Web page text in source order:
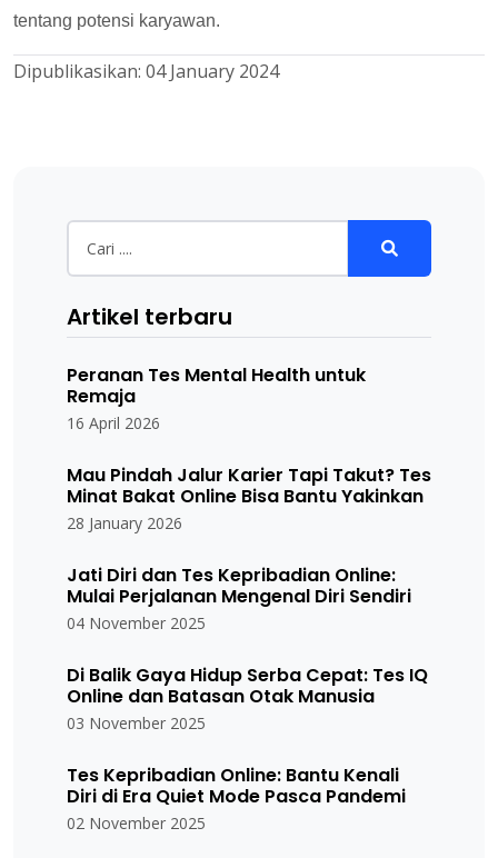
tentang potensi karyawan.
Dipublikasikan: 04 January 2024
Artikel terbaru
Peranan Tes Mental Health untuk
Remaja
16 April 2026
Mau Pindah Jalur Karier Tapi Takut? Tes
Minat Bakat Online Bisa Bantu Yakinkan
28 January 2026
Jati Diri dan Tes Kepribadian Online:
Mulai Perjalanan Mengenal Diri Sendiri
04 November 2025
Di Balik Gaya Hidup Serba Cepat: Tes IQ
Online dan Batasan Otak Manusia
03 November 2025
Tes Kepribadian Online: Bantu Kenali
Diri di Era Quiet Mode Pasca Pandemi
02 November 2025